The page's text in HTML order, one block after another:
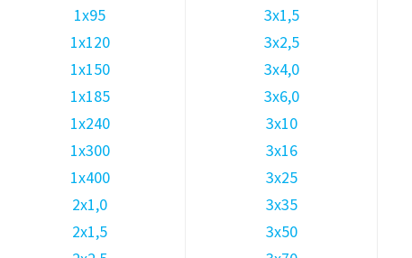
1х95
1х120
1х150
1х185
1х240
1х300
1х400
2х1,0
2х1,5
3х1,5
3х2,5
3х4,0
3х6,0
3х10
3х16
3х25
3х35
3х50